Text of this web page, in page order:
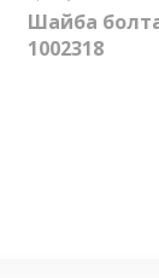
Шайба
1002318